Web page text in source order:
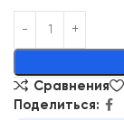
Alternative:
Сравнения
Поделиться: